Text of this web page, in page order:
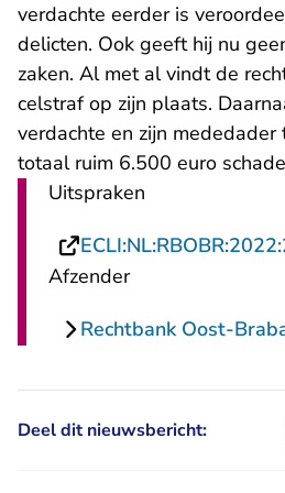
verdachte eerder is
delicten. Ook geeft hij nu
zaken. Al met al vindt de
celstraf op zijn plaats.
verdachte en zijn
totaal ruim 6.500 euro
Uitspraken
Afzender
Rechtbank Oost-
Deel dit nieuwsbericht: Deel